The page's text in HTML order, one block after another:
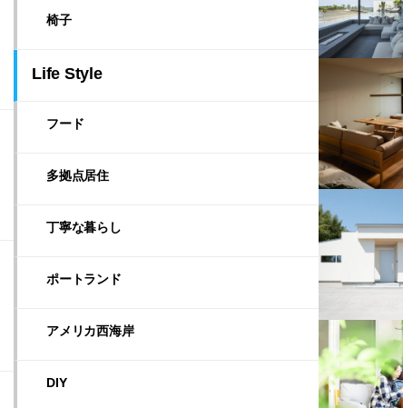
椅子
Life Style
フード
多拠点居住
丁寧な暮らし
ポートランド
アメリカ西海岸
DIY